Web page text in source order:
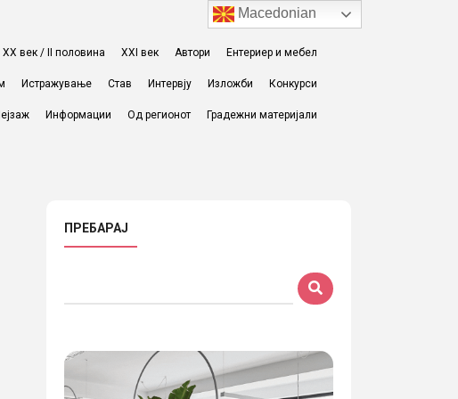
ХХ век / II половина XXI век Автори Ентериер и мебел
Истражување Став Интервју Изложби Конкурси
Информации Од регионот Градежни материјали
ПРЕБАРАЈ
Macedonian